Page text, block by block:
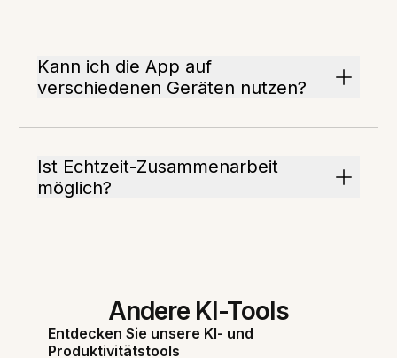
Kann ich die App auf
verschiedenen Geräten nutzen?
Ist Echtzeit-Zusammenarbeit
möglich?
Andere KI-Tools
Entdecken Sie unsere KI- und
Produktivitätstools